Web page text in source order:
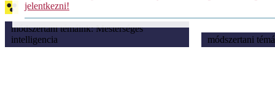
jelentkezni!
módszertani témáink: Mesterséges
intelligencia
módszertani